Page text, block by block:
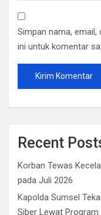
Simpan nama,
ini untuk komentar
Recent
Korban Tewas
pada Juli 2026
Kapolda Sumsel
Siber Lewat Program